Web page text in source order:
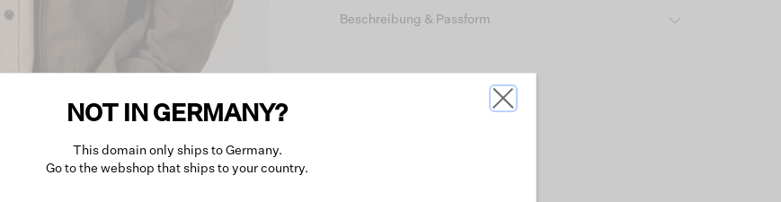
Beschreibung & Passform
NOT IN GERMANY?
This domain only ships to Germany.
Go to the webshop that ships to your country.